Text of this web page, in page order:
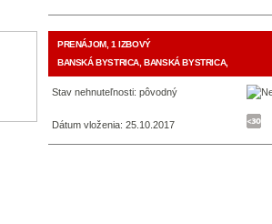
PRENÁJOM, 1 IZBOVÝ
BANSKÁ BYSTRICA, BANSKÁ BYSTRICA,
Stav nehnuteľnosti: pôvodný
Dátum vloženia: 25.10.2017